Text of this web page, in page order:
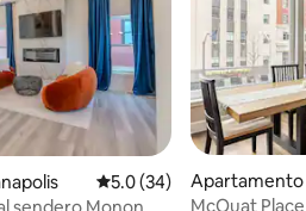
Calificación promedio:
5.0 (34)
Apartamento
ndianápolis
McOuat